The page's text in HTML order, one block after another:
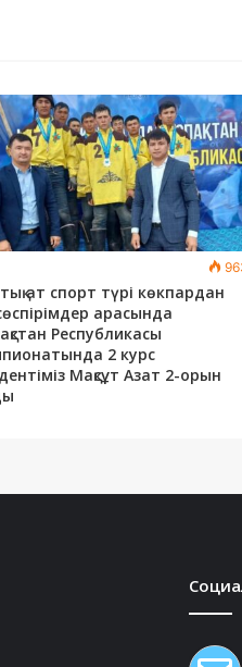
ат спорт түрі көкпардан
арасында
Республикасы
2 курс
Мақсұт Азат 2-орын